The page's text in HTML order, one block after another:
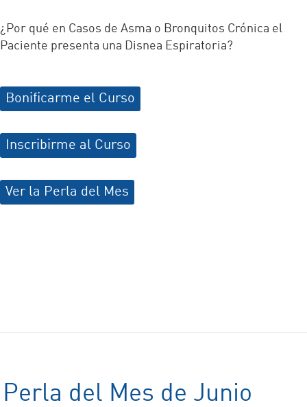
¿Por qué en Casos de Asma o Bronquitos Crónica el
Paciente presenta una Disnea Espiratoria?
Bonificarme el Curso
Inscribirme al Curso
Ver la Perla del Mes
Perla del Mes de Junio